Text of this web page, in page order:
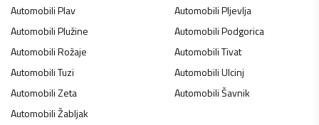
AutomobiliPlav AutomobiliPljevlja
AutomobiliPlužine AutomobiliPodgorica
AutomobiliRožaje AutomobiliTivat
AutomobiliTuzi AutomobiliUlcinj
AutomobiliZeta AutomobiliŠavnik
AutomobiliŽabljak